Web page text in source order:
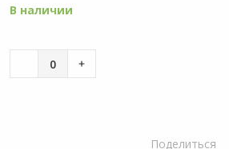
В наличии
Поделиться